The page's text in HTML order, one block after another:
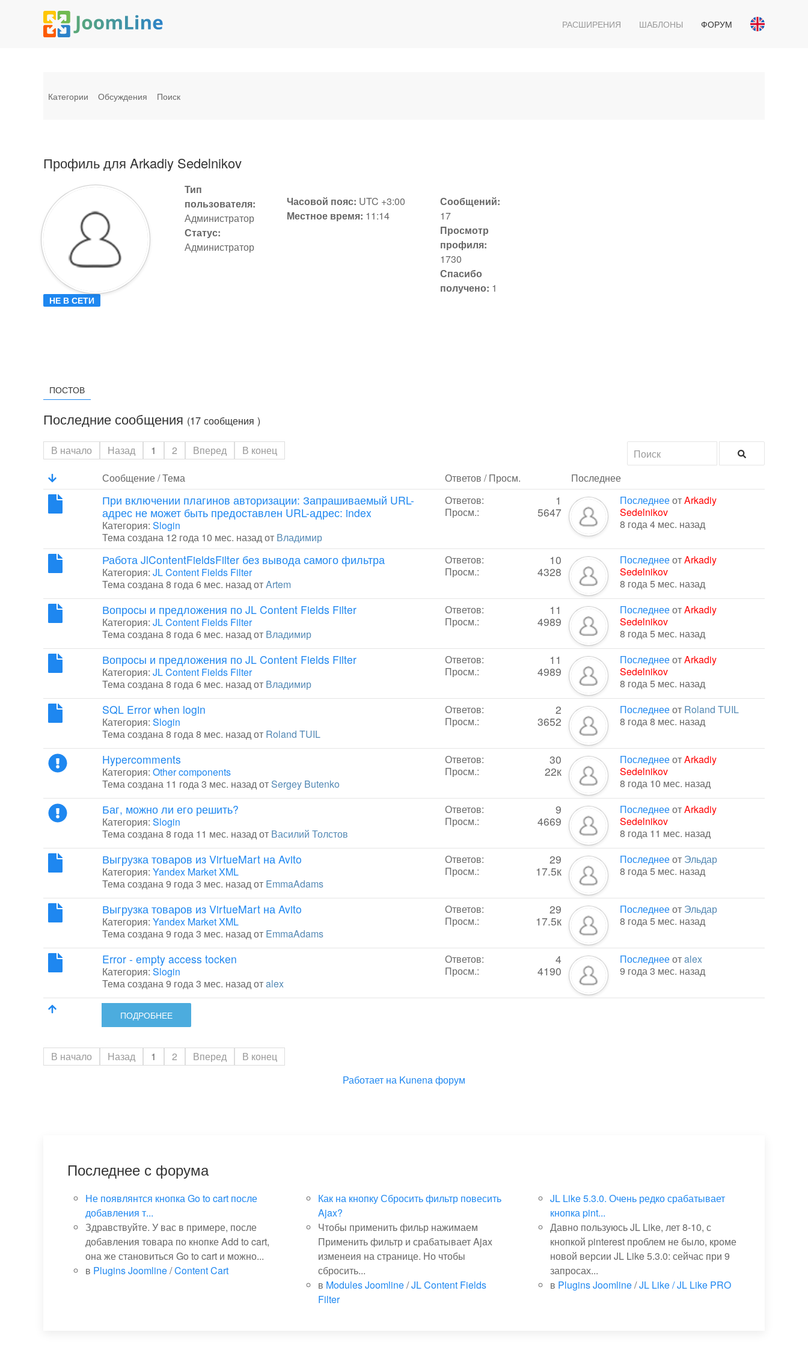
РАСШИРЕНИЯ ШАБЛОНЫ ФОРУМ
Категории Обсуждения Поиск
Профиль для Arkadiy Sedelnikov
НЕ В СЕТИ
Тип
пользователя:
Администратор
Статус:
Администратор
Часовой пояс: UTC +3:00
Местное время: 11:14
Сообщений:
17
Просмотр
профиля:
1730
Спасибо
получено: 1
ПОСТОВ
Последние сообщения (17 сообщения )
В начало Назад 1 2 Вперед
В конец
Сообщение / Тема
Ответов / Просм. Последнее
ПОДРОБНЕЕ
При включении плагинов авторизации: Запрашиваемый URL-
адрес не может быть предоставлен URL-адрес: index
Категория: Slogin
Тема создана 12 года 10 мес. назад от Владимир
Ответов: 1
Просм.: 5647
ПоследнееотArkadiy
Sedelnikov
8 года 4 мес. назад
Работа JlContentFieldsFilter без вывода самого фильтра
Категория: JL Content Fields Filter
Тема создана 8 года 6 мес. назад отArtem
Ответов: 10
Просм.: 4328
ПоследнееотArkadiy
Sedelnikov
8 года 5 мес. назад
Вопросы и предложения по JL Content Fields Filter
Категория: JL Content Fields Filter
Тема создана 8 года 6 мес. назад от Владимир
Ответов: 11
Просм.: 4989
ПоследнееотArkadiy
Sedelnikov
8 года 5 мес. назад
Вопросы и предложения по JL Content Fields Filter
Категория: JL Content Fields Filter
Тема создана 8 года 6 мес. назад от Владимир
Ответов: 11
Просм.: 4989
ПоследнееотArkadiy
Sedelnikov
8 года 5 мес. назад
SQL Error when login
Категория: Slogin
Тема создана 8 года 8 мес. назад от Roland TUIL
Ответов: 2
Просм.: 3652
Последнееот Roland TUIL
8 года 8 мес. назад
Hypercomments
Категория: Other components
Тема создана 11 года 3 мес. назад от Sergey Butenko
Ответов: 30
Просм.: 22к
ПоследнееотArkadiy
Sedelnikov
8 года 10 мес. назад
Баг, можно ли его решить?
Категория: Slogin
Тема создана 8 года 11 мес. назад от Василий Толстов
Ответов: 9
Просм.: 4669
ПоследнееотArkadiy
Sedelnikov
8 года 11 мес. назад
Выгрузка товаров из VirtueMart на Avito
Категория: Yandex Market XML
Тема создана 9 года 3 мес. назад от EmmaAdams
Ответов: 29
Просм.: 17.5к
Последнееот Эльдар
8 года 5 мес. назад
Выгрузка товаров из VirtueMart на Avito
Категория: Yandex Market XML
Тема создана 9 года 3 мес. назад от EmmaAdams
Ответов: 29
Просм.: 17.5к
Последнееот Эльдар
8 года 5 мес. назад
Error - empty access tocken
Категория: Slogin
Тема создана 9 года 3 мес. назад отalex
Ответов: 4
Просм.: 4190
Последнееотalex
9 года 3 мес. назад
В начало Назад 1 2 Вперед
В конец
Работает на Kunena форум
Последнее с форума
Не появлянтся кнопка Go to cart после
добавления т...
Здравствуйте. У вас в примере, после
добавления товара по кнопке Add to cart,
она же становиться Go to cart и можно...
в Plugins Joomline/Content Cart
Как на кнопку Сбросить фильтр повесить
Ajax?
Чтобы применить фильр нажимаем
Применить фильтр и срабатывает Ajax
изменеия на странице. Но чтобы
сбросить...
в Modules Joomline/JL Content Fields
Filter
JL Like 5.3.0. Очень редко срабатывает
кнопка pint...
Давно пользуюсь JL Like, лет 8-10, с
кнопкой pinterest проблем не было, кроме
новой версии JL Like 5.3.0: сейчас при 9
запросах...
в Plugins Joomline/JL Like / JL Like PRO